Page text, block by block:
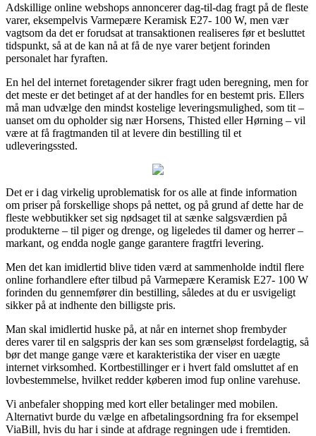
Adskillige online webshops annoncerer dag-til-dag fragt på de fleste
varer, eksempelvis Varmepære Keramisk E27- 100 W, men vær
vagtsom da det er forudsat at transaktionen realiseres før et besluttet
tidspunkt, så at de kan nå at få de nye varer betjent forinden
personalet har fyraften.
En hel del internet foretagender sikrer fragt uden beregning, men for
det meste er det betinget af at der handles for en bestemt pris. Ellers
må man udvælge den mindst kostelige leveringsmulighed, som tit –
uanset om du opholder sig nær Horsens, Thisted eller Hørning – vil
være at få fragtmanden til at levere din bestilling til et
udleveringssted.
Det er i dag virkelig uproblematisk for os alle at finde information
om priser på forskellige shops på nettet, og på grund af dette har de
fleste webbutikker set sig nødsaget til at sænke salgsværdien på
produkterne – til piger og drenge, og ligeledes til damer og herrer –
markant, og endda nogle gange garantere fragtfri levering.
Men det kan imidlertid blive tiden værd at sammenholde indtil flere
online forhandlere efter tilbud på Varmepære Keramisk E27- 100 W
forinden du gennemfører din bestilling, således at du er usvigeligt
sikker på at indhente den billigste pris.
Man skal imidlertid huske på, at når en internet shop frembyder
deres varer til en salgspris der kan ses som grænseløst fordelagtig, så
bør det mange gange være et karakteristika der viser en uægte
internet virksomhed. Kortbestillinger er i hvert fald omsluttet af en
lovbestemmelse, hvilket redder køberen imod fup online varehuse.
Vi anbefaler shopping med kort eller betalinger med mobilen.
Alternativt burde du vælge en afbetalingsordning fra for eksempel
ViaBill, hvis du har i sinde at afdrage regningen ude i fremtiden.